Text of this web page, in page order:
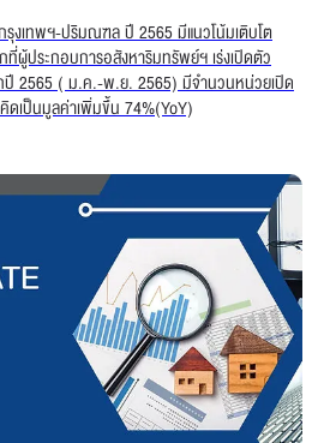
รุงเทพฯ-ปริมณฑล ปี 2565 มีแนวโน้มเติบโต
ผู้ประกอบการอสังหาริมทรัพย์ฯ เร่งเปิดตัว
ปี 2565 ( ม.ค.-พ.ย. 2565) มีจำนวนหน่วยเปิด
ดเป็นมูลค่าเพิ่มขึ้น 74%(YoY)